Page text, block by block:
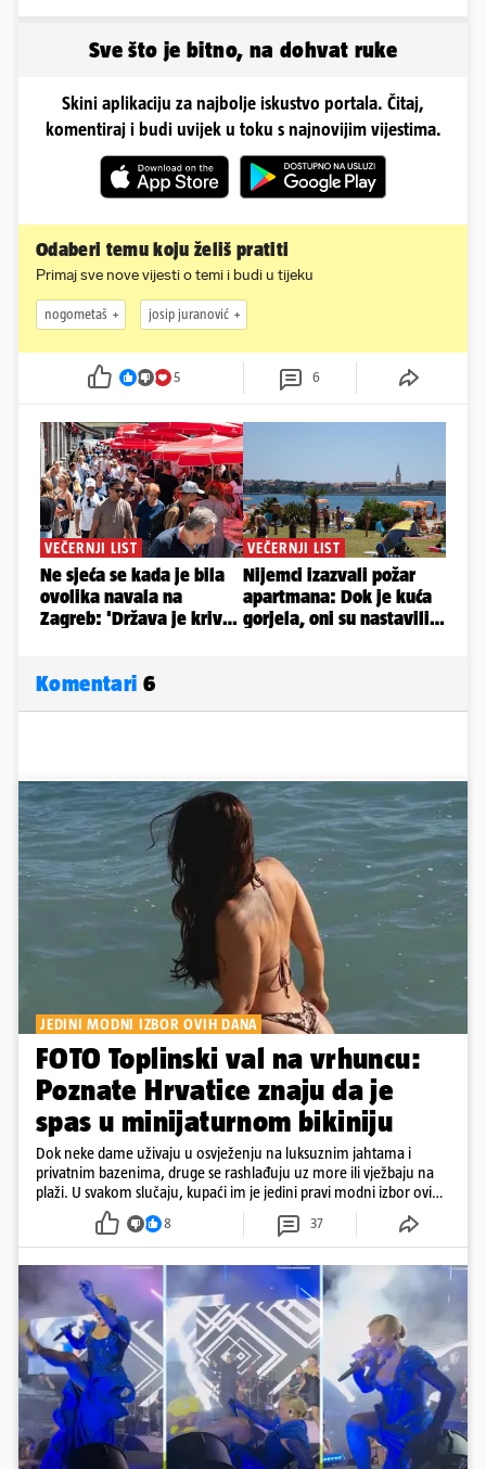
Sve što je bitno, na dohvat ruke
Skini aplikaciju za najbolje iskustvo portala. Čitaj,
komentiraj i budi uvijek u toku s najnovijim vijestima.
Odaberi temu koju želiš pratiti
Primaj sve nove vijesti o temi i budi u tijeku
nogometaš josip juranović
5 6
Komentari 6
JEDINI MODNI IZBOR OVIH DANA
FOTO Toplinski val na vrhuncu:
Poznate Hrvatice znaju da je
spas u minijaturnom bikiniju
Dok neke dame uživaju u osvježenju na luksuznim jahtama i
privatnim bazenima, druge se rashlađuju uz more ili vježbaju na
plaži. U svakom slučaju, kupaći im je jedini pravi modni izbor ovih
8 37